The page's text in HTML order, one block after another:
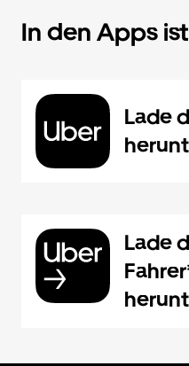
In den Apps
Lade
Lade